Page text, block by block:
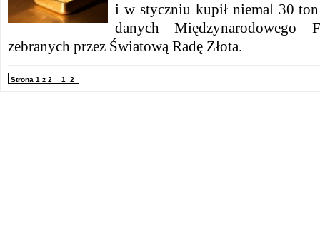
i w styczniu kupił niemal 30
danych Międzynarodowego
zebranych przez Światową Radę Złota.
Strona 1 z 2 1 2